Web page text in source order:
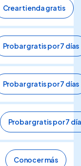
Crear tienda gratis
Probar gratis por 7 días
Probar gratis por 7 días
Probar gratis por 7
Conocer más